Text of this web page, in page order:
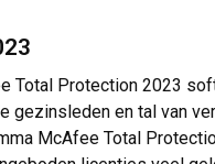
Total Protection 2023
en tal van
McAfee Total